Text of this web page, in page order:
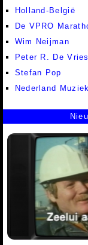
Holland-België
De VPRO
Wim Neijman
Peter R. De
Stefan Pop
Nederland